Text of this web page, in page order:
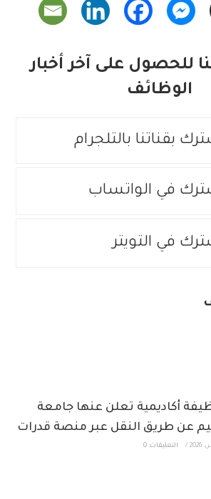
للحصول على آخر أخبار
الوظائف
بقناتنا بالتلجرام
في الواتساب
في التويتر
وظيفة أكاديمية تعلن عنها جامعة
عن طريق النقل عبر منصة قدرات
/ التعليقات: 0